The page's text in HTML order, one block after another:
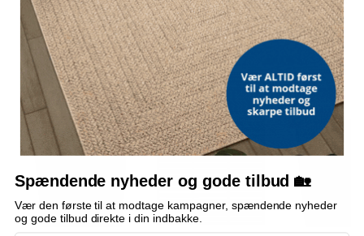
Snart på lager På lager På lager
ALTERNATIVE VARER
TILBUD TILBUD TILBUD
Spændende nyheder og gode tilbud 🏡
Vær den første til at modtage kampagner, spændende nyheder
og gode tilbud direkte i din indbakke.